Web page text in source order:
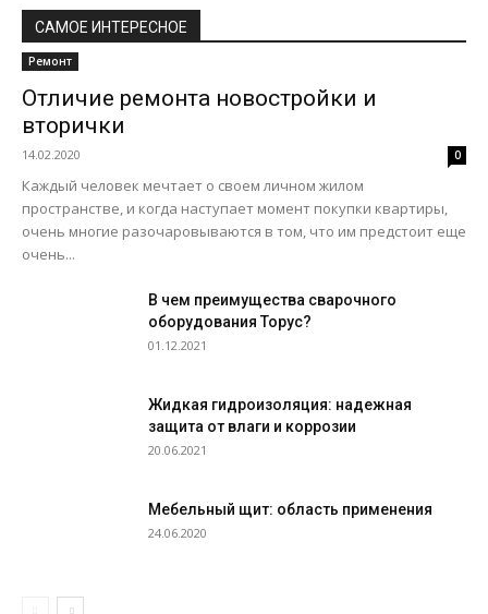
САМОЕ ИНТЕРЕСНОЕ
Ремонт
Отличие ремонта новостройки и
вторички
14.02.2020 0
Каждый человек мечтает о своем личном жилом
пространстве, и когда наступает момент покупки квартиры,
очень многие разочаровываются в том, что им предстоит еще
очень...
В чем преимущества сварочного
оборудования Торус?
01.12.2021
Жидкая гидроизоляция: надежная
защита от влаги и коррозии
20.06.2021
Мебельный щит: область применения
24.06.2020